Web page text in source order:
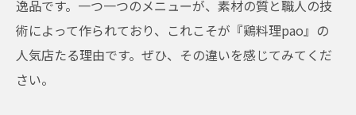
逸品です。一つ一つのメニューが、素材の質と職人の技
術によって作られており、これこそが『鶏料理pao』の
人気店たる理由です。ぜひ、その違いを感じてみてくだ
さい。